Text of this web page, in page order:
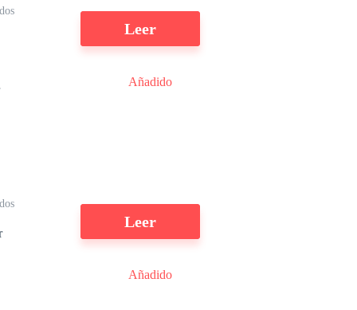
Leer
Añadido
Leer
Añadido